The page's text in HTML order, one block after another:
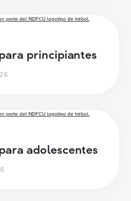
principiantes
adolescentes